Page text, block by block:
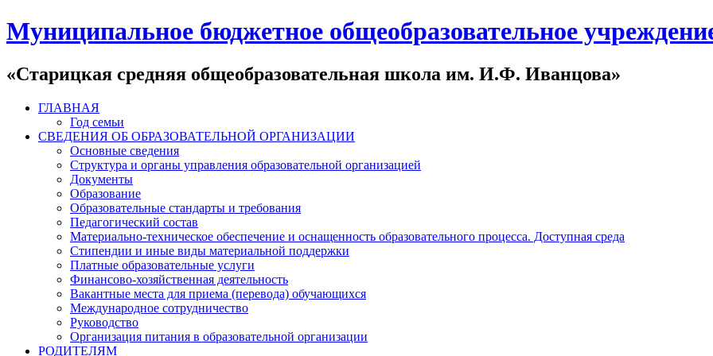
Муниципальное бюджетное общеобразовательное
«Старицкая средняя общеобразовательная школа им. И.Ф. Иванцова»
ГЛАВНАЯ
Год семьи
СВЕДЕНИЯ ОБ ОБРАЗОВАТЕЛЬНОЙ ОРГАНИЗАЦИИ
Основные сведения
Структура и органы управления образовательной организацией
Документы
Образование
Образовательные стандарты и требования
Педагогический состав
Материально-техническое обеспечение и оснащенность образовательного процесса. Доступная среда
Стипендии и иные виды материальной поддержки
Платные образовательные услуги
Финансово-хозяйственная деятельность
Вакантные места для приема (перевода) обучающихся
Международное сотрудничество
Руководство
Организация питания в образовательной организации
РОДИТЕЛЯМ